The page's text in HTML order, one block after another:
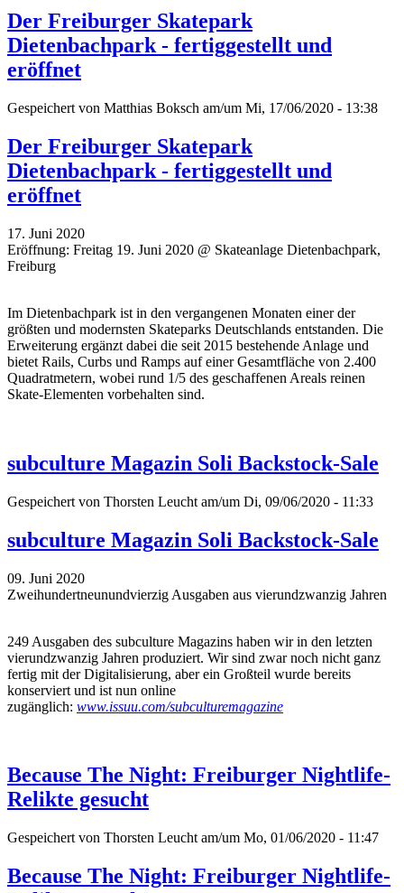
Der Freiburger Skatepark
Dietenbachpark - fertiggestellt und
eröffnet
Gespeichert von Matthias Boksch am/um Mi, 17/06/2020 - 13:38
Der Freiburger Skatepark
Dietenbachpark - fertiggestellt und
eröffnet
17. Juni 2020
Eröffnung: Freitag 19. Juni 2020 @ Skateanlage Dietenbachpark,
Freiburg
Im Dietenbachpark ist in den vergangenen Monaten einer der
größten und modernsten Skateparks Deutschlands entstanden. Die
Erweiterung ergänzt dabei die seit 2015 bestehende Anlage und
bietet Rails, Curbs und Ramps auf einer Gesamtfläche von 2.400
Quadratmetern, wobei rund 1/5 des geschaffenen Areals reinen
Skate-Elementen vorbehalten sind.
subculture Magazin Soli Backstock-Sale
Gespeichert von Thorsten Leucht am/um Di, 09/06/2020 - 11:33
subculture Magazin Soli Backstock-Sale
09. Juni 2020
Zweihundertneunundvierzig Ausgaben aus vierundzwanzig Jahren
249 Ausgaben des subculture Magazins haben wir in den letzten
vierundzwanzig Jahren produziert. Wir sind zwar noch nicht ganz
fertig mit der Digitalisierung, aber ein Großteil wurde bereits
konserviert und ist nun online
zugänglich: www.issuu.com/subculturemagazine
Because The Night: Freiburger Nightlife-
Relikte gesucht
Gespeichert von Thorsten Leucht am/um Mo, 01/06/2020 - 11:47
Because The Night: Freiburger Nightlife-